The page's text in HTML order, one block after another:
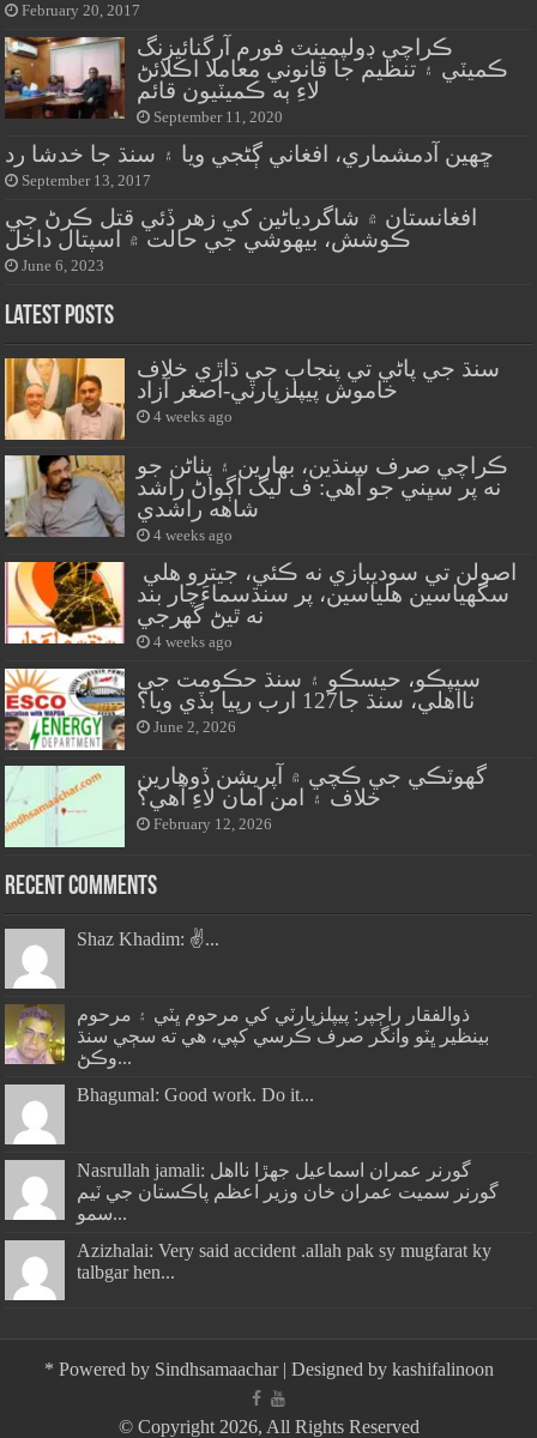
February 20, 2017
ڪراچي ڊولپمينٽ فورم آرگنائيزنگ
ڪميٽي ۽ تنظيم جا قانوني معاملا اڪلائڻ
لاءِ ٻه ڪميٽيون قائم
September 11, 2020
ڇهين آدمشماري، افغاني ڳڻجي ويا ۽ سنڌ جا خدشا رد
September 13, 2017
افغانستان ۾ شاگردياڻين کي زهر ڏئي قتل ڪرڻ جي
ڪوشش، بيهوشي جي حالت ۾ اسپتال داخل
June 6, 2023
Latest Posts
سنڌ جي پاڻي تي پنجاب جي ڌاڙي خلاف
خاموش پيپلزپارٽي-اصغر آزاد
4 weeks ago
ڪراچي صرف سنڌين، بهارين ۽ پٺاڻن جو
نه پر سڀني جو آهي: ف ليگ اڳواڻ راشد
شاهه راشدي
4 weeks ago
سگهياسين هلياسين، پر سنڌسماءَچار بند
نه ٿيڻ گهرجي
4 weeks ago
سيپڪو، حيسڪو ۽ سنڌ حڪومت جي
نااهلي، سنڌ جا127 ارب رپيا ٻڏي ويا؟
June 2, 2026
گهوٽڪي جي ڪچي ۾ آپريشن ڏوهارين
خلاف ۽ امن امان لاءِ آهي؟
February 12, 2026
Recent Comments
Shaz Khadim: ✌️...
ذوالفقار راڄپر: پيپلزپارٽي کي مرحوم ڀٽي ۽ مرحوم
بينظير ڀٽو وانگر صرف ڪرسي کپي، هي ته سڄي سنڌ
وڪڻ...
Bhagumal: Good work. Do it...
Nasrullah jamali: گورنر عمران اسماعيل جھڙا نااهل
گورنر سميت عمران خان وزير اعظم پاڪستان جي ٽيم
سمو...
Azizhalai: Very said accident .allah pak sy mugfarat ky
talbgar hen...
* Powered by Sindhsamaachar| Designed by kashifalinoon
© Copyright 2026, All Rights Reserved